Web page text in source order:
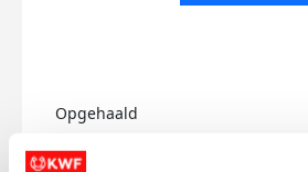
Opgehaald